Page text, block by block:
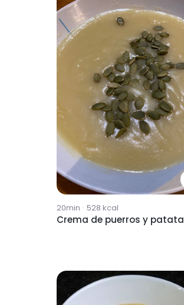
20min · 528 kcal
Crema de puerros y patata